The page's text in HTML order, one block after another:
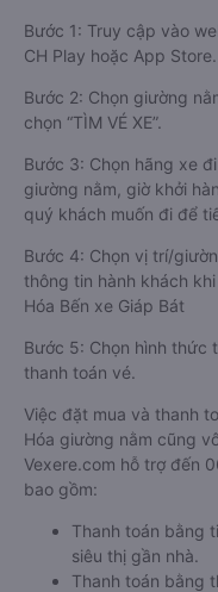
Bước 1: Truy cập vào
CH Play hoặc App Store.
Bước 2: Chọn giường
chọn “TÌM VÉ XE”.
Bước 3: Chọn hãng xe
giường nằm, giờ khởi
quý khách muốn đi để
Bước 4: Chọn vị trí/
thông tin hành khách
Hóa Bến xe Giáp Bát
Bước 5: Chọn hình thức
thanh toán vé.
Việc đặt mua và thanh
Hóa giường nằm cũng
Vexere.com hỗ trợ đến
bao gồm:
Thanh toán bằng
siêu thị gần nhà.
Thanh toán bằng